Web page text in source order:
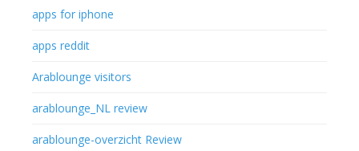
apps for iphone
apps reddit
Arablounge visitors
arablounge_NL review
arablounge-overzicht Review